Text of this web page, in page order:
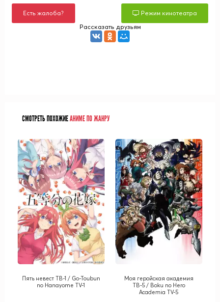
Есть жалоба?
Режим кинотеатра
Рассказать друзьям
СМОТРЕТЬ ПОХОЖИЕАНИМЕ ПО ЖАНРУ
Пять невест ТВ-1 / Go-Toubun
no Hanayome TV-1
Моя геройская академия
ТВ-5 / Boku no Hero
Academia TV-5